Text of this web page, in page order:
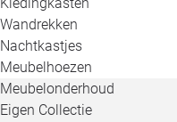
Wandrekken
Nachtkastjes
Meubelhoezen
Meubelonderhoud
Eigen Collectie